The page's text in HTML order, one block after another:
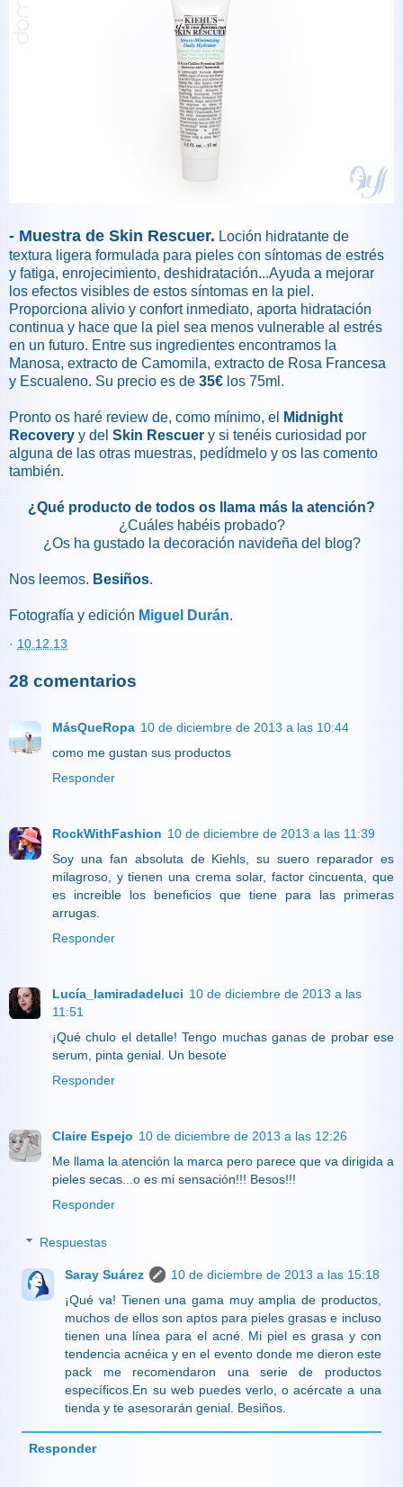
- Muestra de Skin Rescuer. Loción hidratante de
textura ligera formulada para pieles con síntomas de estrés
y fatiga, enrojecimiento, deshidratación...Ayuda a mejorar
los efectos visibles de estos síntomas en la piel.
Proporciona alivio y confort inmediato, aporta hidratación
continua y hace que la piel sea menos vulnerable al estrés
en un futuro. Entre sus ingredientes encontramos la
Manosa, extracto de Camomila, extracto de Rosa Francesa
y Escualeno. Su precio es de 35€ los 75ml.
Pronto os haré review de, como mínimo, el
Midnight
Recovery y del Skin Rescuer y si tenéis curiosidad por
alguna de las otras muestras, pedídmelo y os las comento
también.
¿Qué producto de todos os llama más la atención?
¿Cuáles habéis probado?
¿Os ha gustado la decoración navideña del blog?
Nos leemos. Besiños.
Fotografía y edición Miguel Durán.
· 10.12.13
28 comentarios
MásQueRopa 10 de diciembre de 2013 a las 10:44
como me gustan sus productos
Responder
RockWithFashion 10 de diciembre de 2013 a las 11:39
Soy una fan absoluta de Kiehls, su suero reparador es
milagroso, y tienen una crema solar, factor cincuenta, que
es increible los beneficios que tiene para las primeras
arrugas.
Responder
Lucía_lamiradadeluci 10 de diciembre de 2013 a las
11:51
¡Qué chulo el detalle! Tengo muchas ganas de probar ese
serum, pinta genial. Un besote
Responder
Claire Espejo 10 de diciembre de 2013 a las 12:26
Me llama la atención la marca pero parece que va dirigida a
pieles secas...o es mi sensación!!! Besos!!!
Responder
Respuestas
Saray Suárez
10 de diciembre de 2013 a las 15:18
¡Qué va! Tienen una gama muy amplia de productos,
muchos de ellos son aptos para pieles grasas e incluso
tienen una línea para el acné. Mi piel es grasa y con
tendencia acnéica y en el evento donde me dieron este
pack me recomendaron una serie de productos
específicos.En su web puedes verlo, o acércate a una
tienda y te asesorarán genial. Besiños.
Responder